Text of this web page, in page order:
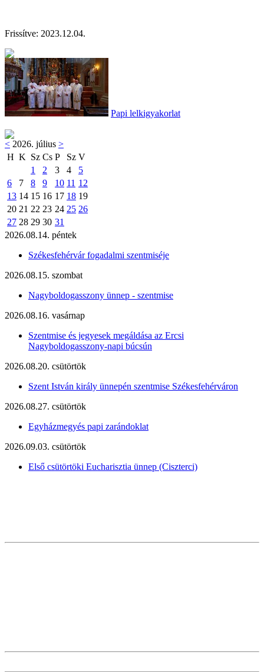
Frissítve: 2023.12.04.
Papi lelkigyakorlat
< 2026. július >
H K Sz Cs P Sz V
1
2 3 4
5
6
7 8 9 10 11 12
13 14 15 16 17 18 19
20 21 22 23 24 25 26
27 28 29 30 31
2026.08.14. péntek
Székesfehérvár fogadalmi szentmiséje
2026.08.15. szombat
Nagyboldogasszony ünnep - szentmise
2026.08.16. vasárnap
Szentmise és jegyesek megáldása az Ercsi
Nagyboldogasszony-napi búcsún
2026.08.20. csütörtök
Szent István király ünnepén szentmise Székesfehérváron
2026.08.27. csütörtök
Egyházmegyés papi zarándoklat
2026.09.03. csütörtök
Első csütörtöki Eucharisztia ünnep (Ciszterci)